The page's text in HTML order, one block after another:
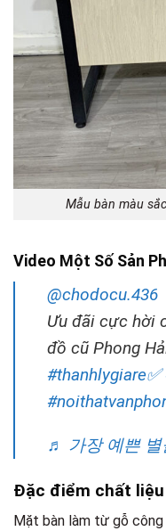
Mẫu bàn màu
Video Một Số Sản
@chodocu.436
Ưu đãi cực hời
đồ cũ Phong
#thanhlygiare✅
♬ 가장 예쁜 별
Đặc điểm chất liệu
Mặt bàn làm từ gỗ công